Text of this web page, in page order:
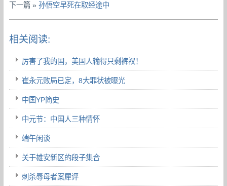
下一篇 »孙悟空早死在取经途中
相关阅读:
厉害了我的国，美国人输得只剩裤衩！
崔永元败局已定，8大罪状被曝光
中国YP简史
中元节：中国人三种情怀
端午闲谈
关于雄安新区的段子集合
刺杀辱母者案犀评